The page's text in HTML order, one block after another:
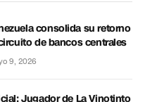
consolida su retorno
de bancos centrales
9, 2026
Jugador de La Vinotinto